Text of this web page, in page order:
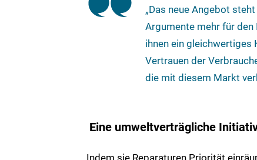
„Das neue Angebot
Argumente mehr für den
ihnen ein gleichwertiges
Vertrauen der
die mit diesem Markt
Eine umweltverträgliche
Indem sie Reparaturen Priorität